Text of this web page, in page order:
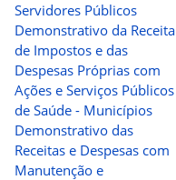
Servidores Públicos
Demonstrativo da Receita
de Impostos e das
Despesas Próprias com
Ações e Serviços Públicos
de Saúde - Municípios
Demonstrativo das
Receitas e Despesas com
Manutenção e